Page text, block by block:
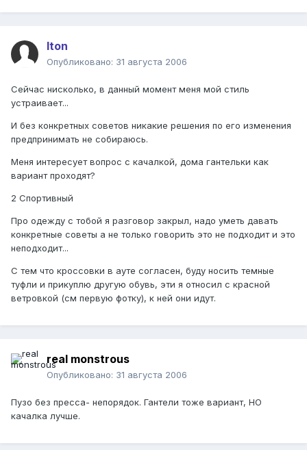
Iton
Опубликовано: 31 августа 2006
Сейчас нисколько, в данный момент меня мой стиль
устраивает...
И без конкретных советов никакие решения по его изменения
предпринимать не собираюсь.
Меня интересует вопрос с качалкой, дома гантельки как
вариант проходят?
2 Спортивный
Про одежду с тобой я разговор закрыл, надо уметь давать
конкретные советы а не только говорить это не подходит и это
неподходит...
С тем что кроссовки в ауте согласен, буду носить темные
туфли и прикуплю другую обувь, эти я относил с красной
ветровкой (см первую фотку), к ней они идут.
real monstrous
Опубликовано: 31 августа 2006
Пузо без пресса- непорядок. Гантели тоже вариант, НО
качалка лучше.